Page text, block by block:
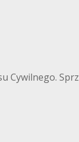
Cywilnego.